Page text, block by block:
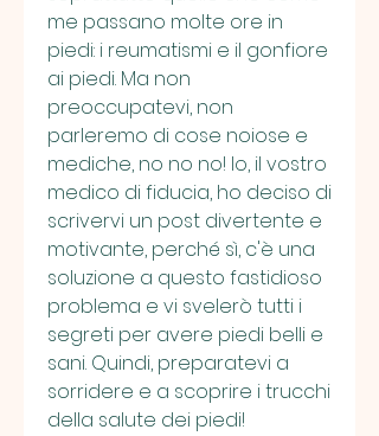
me passano molte ore in
piedi: i reumatismi e il gonfiore
ai piedi. Ma non
preoccupatevi, non
parleremo di cose noiose e
mediche, no no no! Io, il vostro
medico di fiducia, ho deciso di
scrivervi un post divertente e
motivante, perché sì, c'è una
soluzione a questo fastidioso
problema e vi svelerò tutti i
segreti per avere piedi belli e
sani. Quindi, preparatevi a
sorridere e a scoprire i trucchi
della salute dei piedi!